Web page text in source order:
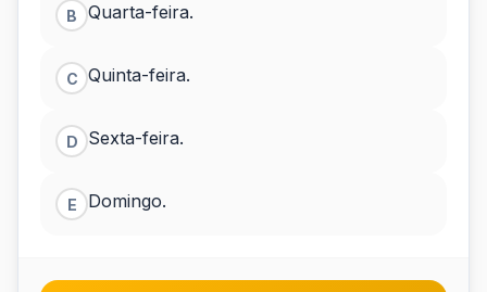
B Quarta-feira.
C Quinta-feira.
D Sexta-feira.
E Domingo.